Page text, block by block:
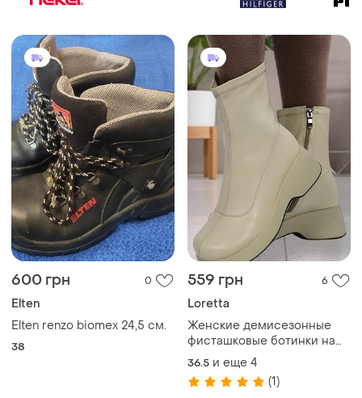
600 грн 0
Elten
Elten renzo biomex 24,5 см.
38
559 грн 6
Loretta
Женские демисезонные
фисташковые ботинки на
платформе
36.5 и еще 4
(1)